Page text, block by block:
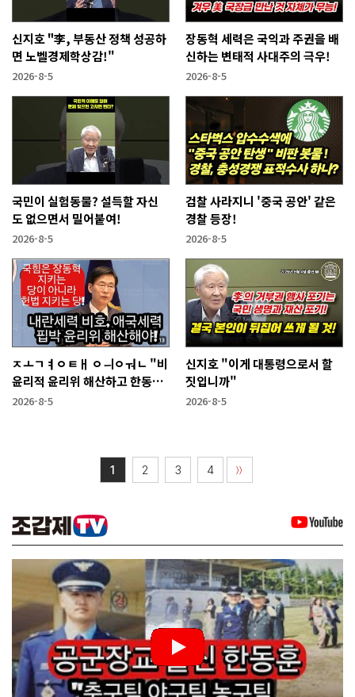
신지호 "李, 부동산 정책 성공하
면 노벨경제학상감!"
2026-8-5
장동혁 세력은 국익과 주권을 배
신하는 변태적 사대주의 극우!
2026-8-5
국민이 실험동물? 설득할 자신
도 없으면서 밀어붙여!
2026-8-5
검찰 사라지니 '중국 공안' 같은
경찰 등장!
2026-8-5
ㅈㅗㄱㅕㅇㅌㅐ ㅇㅢㅇㅝㄴ "비
윤리적 윤리위 해산하고 한동훈
복당 시켜야"
2026-8-5
신지호 "이게 대통령으로서 할
짓입니까"
2026-8-5
1 2 3 4 〉〉